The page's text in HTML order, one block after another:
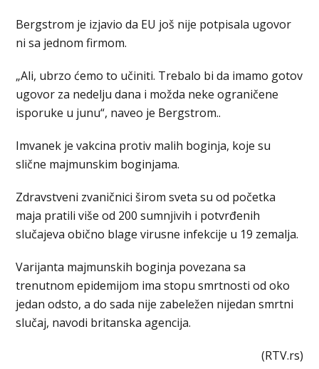
Bergstrom je izjavio da EU još nije potpisala ugovor
ni sa jednom firmom.
„Ali, ubrzo ćemo to učiniti. Trebalo bi da imamo gotov
ugovor za nedelju dana i možda neke ograničene
isporuke u junu“, naveo je Bergstrom..
Imvanek je vakcina protiv malih boginja, koje su
slične majmunskim boginjama.
Zdravstveni zvaničnici širom sveta su od početka
maja pratili više od 200 sumnjivih i potvrđenih
slučajeva obično blage virusne infekcije u 19 zemalja.
Varijanta majmunskih boginja povezana sa
trenutnom epidemijom ima stopu smrtnosti od oko
jedan odsto, a do sada nije zabeležen nijedan smrtni
slučaj, navodi britanska agencija.
(RTV.rs)